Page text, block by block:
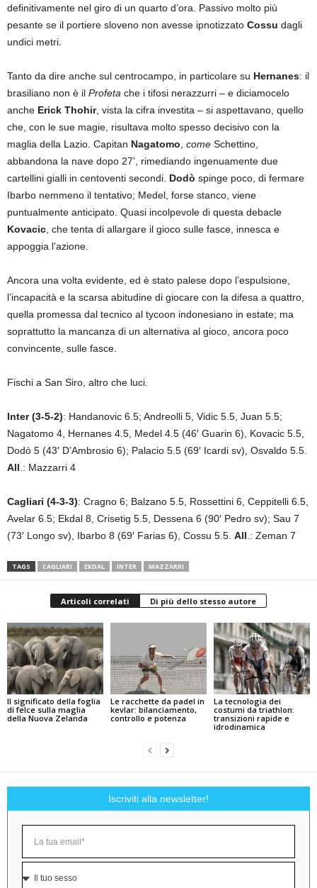
definitivamente nel giro di un quarto d’ora. Passivo molto più
pesante se il portiere sloveno non avesse ipnotizzato Cossu dagli
undici metri.
Tanto da dire anche sul centrocampo, in particolare su Hernanes: il
brasiliano non è il Profeta che i tifosi nerazzurri – e diciamocelo
anche Erick Thohir, vista la cifra investita – si aspettavano, quello
che, con le sue magie, risultava molto spesso decisivo con la
maglia della Lazio. Capitan Nagatomo come Schettino,
abbandona la nave dopo 27’, rimediando ingenuamente due
cartellini gialli in centoventi secondi. Dodò spinge poco, di fermare
Ibarbo nemmeno il tentativo; Medel, forse stanco, viene
puntualmente anticipato. Quasi incolpevole di questa debacle
Kovacic , che tenta di allargare il gioco sulle fasce, innesca e
appoggia l’azione.
Ancora una volta evidente, ed è stato palese dopo l’espulsione,
l’incapacità e la scarsa abitudine di giocare con la difesa a quattro,
quella promessa dal tecnico al tycoon indonesiano in estate; ma
soprattutto la mancanza di un alternativa al gioco, ancora poco
convincente, sulle fasce.
Fischi a San Siro, altro che luci.
Inter (3-5-2): Handanovic 6.5; Andreolli 5, Vidic 5.5, Juan 5.5;
Nagatomo 4, Hernanes 4.5, Medel 4.5 (46′ Guarin 6), Kovacic 5.5,
Dodò 5 (43′ D’Ambrosio 6); Palacio 5.5 (69′ Icardi sv), Osvaldo 5.5.
All .: Mazzarri 4
Cagliari (4-3-3): Cragno 6; Balzano 5.5, Rossettini 6, Ceppitelli 6.5,
Avelar 6.5; Ekdal 8, Crisetig 5.5, Dessena 6 (90′ Pedro sv); Sau 7
(73′ Longo sv), Ibarbo 8 (69′ Farias 6), Cossu 5.5. All .: Zeman 7
TAGS CAGLIARI EKDAL INTER MAZZARRI
Articoli correlati Di più dello stesso autore
Il significato della foglia
di felce sulla maglia
della Nuova Zelanda
Le racchette da padel in
kevlar: bilanciamento,
controllo e potenza
La tecnologia dei
costumi da triathlon:
transizioni rapide e
idrodinamica
Iscriviti alla newsletter!